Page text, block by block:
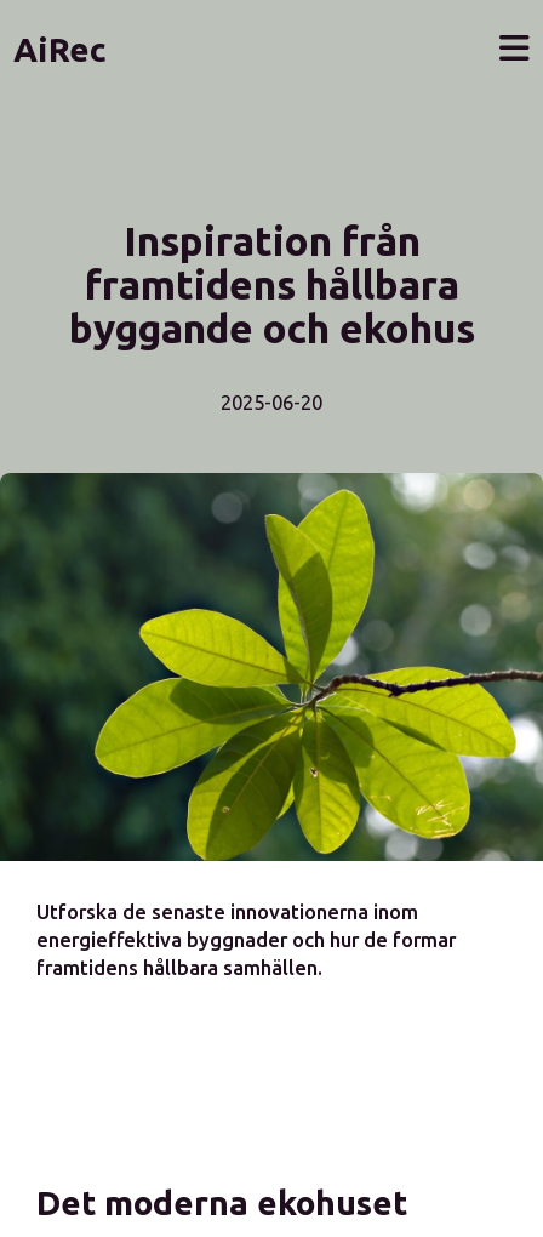
AiRec
Inspiration från
framtidens hållbara
byggande och ekohus
2025-06-20
Utforska de senaste innovationerna inom
energieffektiva byggnader och hur de formar
framtidens hållbara samhällen.
Det moderna ekohuset